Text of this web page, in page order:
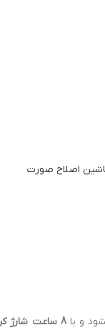
اصلاح صورت
و با8 ساعت شارژ کردن